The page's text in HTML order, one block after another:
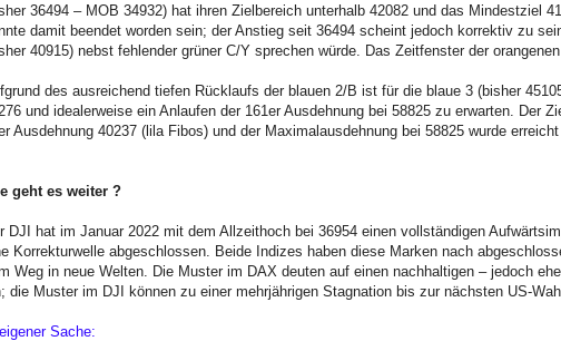
36494 – MOB 34932) hat ihren Zielbereich unterhalb 42082 und das Mindestziel
damit beendet worden sein; der Anstieg seit 36494 scheint jedoch korrektiv zu
40915) nebst fehlender grüner C/Y sprechen würde. Das Zeitfenster der
des ausreichend tiefen Rücklaufs der blauen 2/B ist für die blaue 3 (bisher
und idealerweise ein Anlaufen der 161er Ausdehnung bei 58825 zu erwarten. Der
Ausdehnung 40237 (lila Fibos) und der Maximalausdehnung bei 58825 wurde erreicht
geht es weiter ?
DJI hat im Januar 2022 mit dem Allzeithoch bei 36954 einen vollständigen
Korrekturwelle abgeschlossen. Beide Indizes haben diese Marken nach
Weg in neue Welten. Die Muster im DAX deuten auf einen nachhaltigen – jedoch
die Muster im DJI können zu einer mehrjährigen Stagnation bis zur nächsten US-
Sache: